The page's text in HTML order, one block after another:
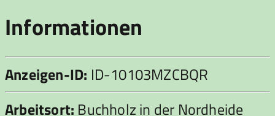
Informationen
Anzeigen-ID: ID-10103MZCBQR
Arbeitsort: Buchholz in der Nordheide